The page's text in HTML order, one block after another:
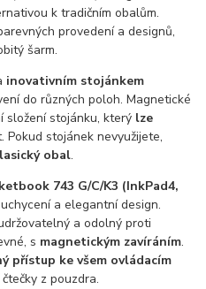
k tradičním obalům.
provedení a designů,
šarm.
inovativním stojánkem
do různých poloh. Magnetické
složení stojánku, který lze
Pokud stojánek nevyužijete,
obal.
743 G/C/K3 (InkPad4,
a elegantní design.
a odolný proti
s magnetickým zavíráním.
přístup ke všem ovládacím
z pouzdra.